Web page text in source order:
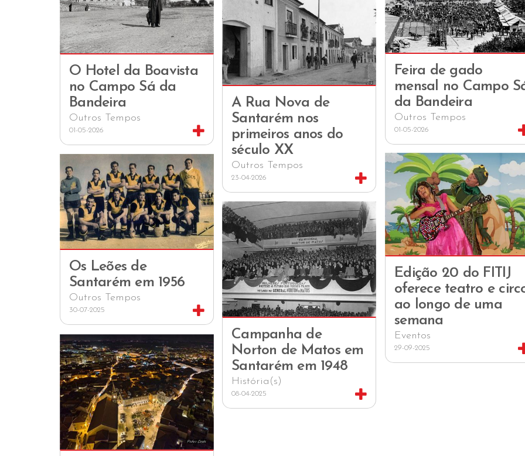
O Hotel da Boavista
no Campo Sá da
Bandeira
Outros Tempos
01-05-2026
Feira de gado
mensal no Campo
da Bandeira
Outros Tempos
01-05-2026
A Rua Nova de
Santarém nos
primeiros anos do
século XX
Outros Tempos
23-04-2026
Edição 20 do FITIJ
oferece teatro e
ao longo de uma
semana
Eventos
29-09-2025
Os Leões de
Santarém em 1956
Outros Tempos
30-07-2025
Campanha de
Norton de Matos em
Santarém em 1948
História(s)
08-04-2025